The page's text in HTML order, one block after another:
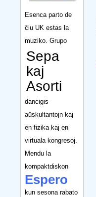
Esenca parto de
ĉiu UK estas la
muziko. Grupo
Sepa
kaj
Asorti
dancigis
aŭskultantojn kaj
en fizika kaj en
virtuala kongresoj.
Mendu la
kompaktdiskon
Espero
kun sesona rabato